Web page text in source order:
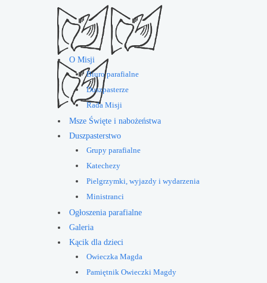
O Misji
Biuro parafialne
Duszpasterze
Rada Misji
Msze Święte i nabożeństwa
Duszpasterstwo
Grupy parafialne
Katechezy
Pielgrzymki, wyjazdy i wydarzenia
Ministranci
Ogłoszenia parafialne
Galeria
Kącik dla dzieci
Owieczka Magda
Pamiętnik Owieczki Magdy